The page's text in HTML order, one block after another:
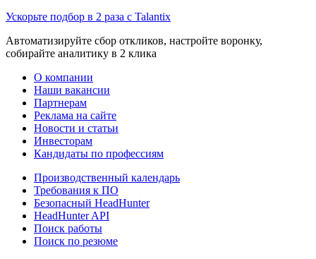
Ускорьте подбор в 2 раза с Talantix
Автоматизируйте сбор откликов, настройте воронку,
собирайте аналитику в 2 клика
О компании
Наши вакансии
Партнерам
Реклама на сайте
Новости и статьи
Инвесторам
Кандидаты по профессиям
Производственный календарь
Требования к ПО
Безопасный HeadHunter
HeadHunter API
Поиск работы
Поиск по резюме